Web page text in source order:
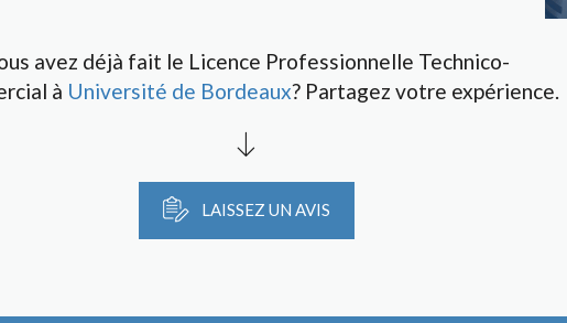
avez déjà fait le Licence Professionnelle Technico-
à Université de Bordeaux? Partagez votre expérience.
LAISSEZ UN AVIS